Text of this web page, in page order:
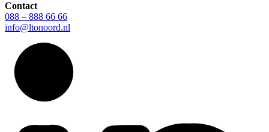
Contact
088 – 888 66 66
info@ltonoord.nl